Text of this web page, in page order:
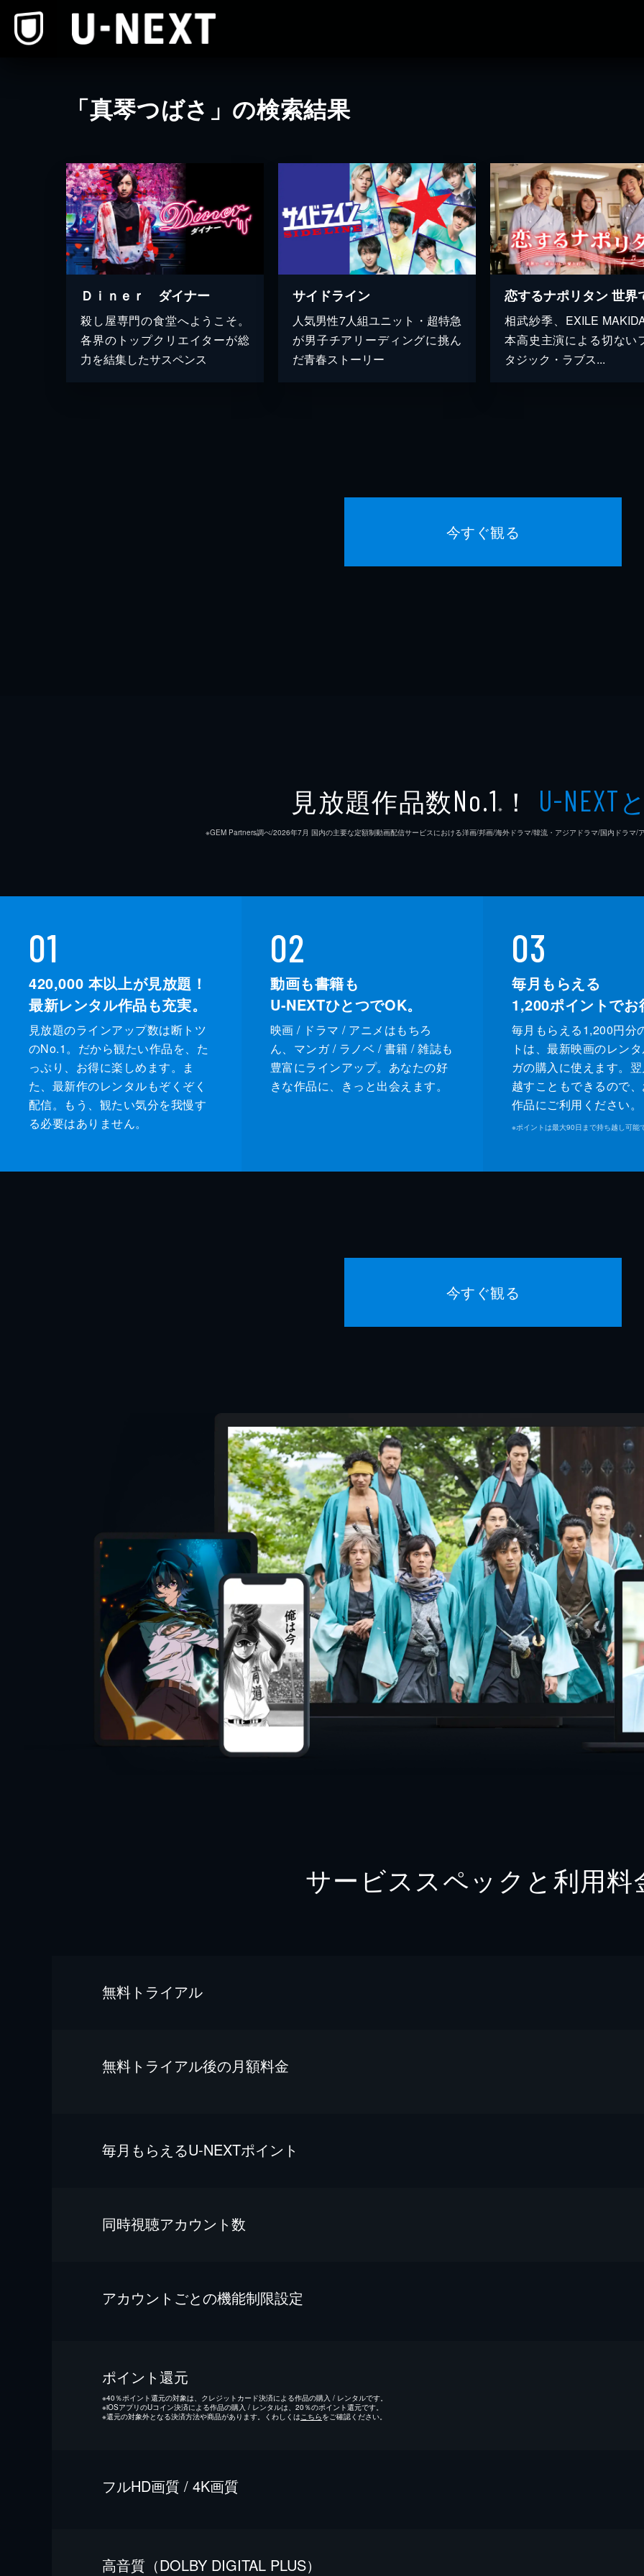
「真琴つばさ」の検索結果
Ｄｉｎｅｒ ダイナー
殺し屋専門の食堂へようこそ。
各界のトップクリエイターが総
力を結集したサスペンス
サイドライン
人気男性7人組ユニット・超特急
が男子チアリーディングに挑ん
だ青春ストーリー
相武紗季、EXILE
本高史主演による切ない
タジック・ラブス...
今すぐ観る
見放題作品数No.1 ※ ！ U-NEXT
※GEM Partners調べ/2026年7⽉ 国内の主要な定額制動画配信サービスにおける洋画/邦画/海外ドラマ/韓流・アジアドラマ/国内ドラマ/
01
420,000 本以上が見放題！
最新レンタル作品も充実。
見放題のラインアップ数は断トツ
のNo.1。だから観たい作品を、た
っぷり、お得に楽しめます。ま
た、最新作のレンタルもぞくぞく
配信。もう、観たい気分を我慢す
る必要はありません。
02
動画も書籍も
U-NEXTひとつでOK。
映画 / ドラマ / アニメはもちろ
ん、マンガ / ラノベ / 書籍 / 雑誌も
豊富にラインアップ。あなたの好
きな作品に、きっと出会えます。
03
毎月もらえる
1,200ポイントでお
毎月もらえる1,200円分
トは、最新映画のレン
ガの購入に使えます。
越すこともできるので
作品にご利用ください。
※ポイントは最大90日まで持ち越し可能
今すぐ観る
サービススペックと利用料
無料トライアル
無料トライアル後の⽉額料金
毎⽉もらえるU-NEXTポイント
同時視聴アカウント数
アカウントごとの機能制限設定
ポイント還元
※40％ポイント還元の対象は、クレジットカード決済による作品の購入 / レンタルです。
※iOSアプリのUコイン決済による作品の購入 / レンタルは、20％のポイント還元です。
※還元の対象外となる決済方法や商品があります。くわしくは こちらをご確認ください。
フルHD画質 / 4K画質
⾼⾳質（DOLBY DIGITAL PLUS）